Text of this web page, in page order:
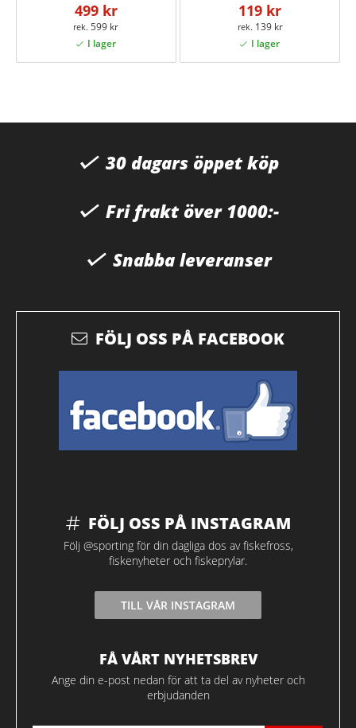
499 kr
599 kr
119 kr
139 kr
30 dagars öppet köp
Fri frakt över 1000:-
Snabba leveranser
FÖLJ OSS PÅ FACEBOOK
FÖLJ OSS PÅ INSTAGRAM
Följ @sporting för din dagliga dos av fiskefross,
fiskenyheter och fiskeprylar.
TILL VÅR INSTAGRAM
FÅ VÅRT NYHETSBREV
Ange din e-post nedan för att ta del av nyheter och
erbjudanden